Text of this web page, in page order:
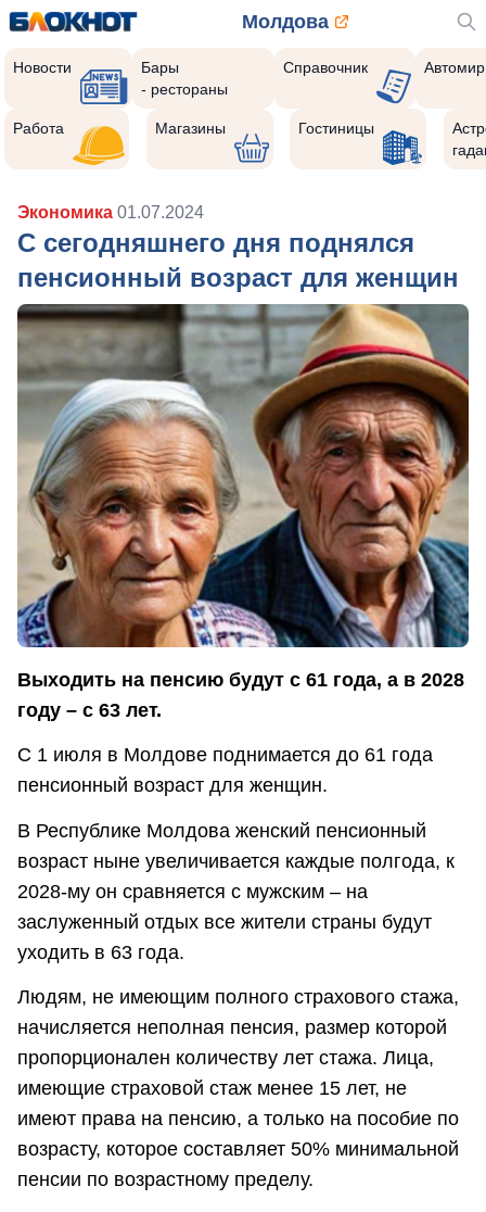
Молдова
Новости
Бары
- рестораны
Справочник Автомир
Работа Магазины Гостиницы
Экономика 01.07.2024
С сегодняшнего дня поднялся
пенсионный возраст для женщин
Выходить на пенсию будут с 61 года, а в 2028
году – с 63 лет.
С 1 июля в Молдове поднимается до 61 года
пенсионный возраст для женщин.
В Республике Молдова женский пенсионный
возраст ныне увеличивается каждые полгода, к
2028-му он сравняется с мужским – на
заслуженный отдых все жители страны будут
уходить в 63 года.
Людям, не имеющим полного страхового стажа,
начисляется неполная пенсия, размер которой
пропорционален количеству лет стажа. Лица,
имеющие страховой стаж менее 15 лет, не
имеют права на пенсию, а только на пособие по
возрасту, которое составляет 50% минимальной
пенсии по возрастному пределу.